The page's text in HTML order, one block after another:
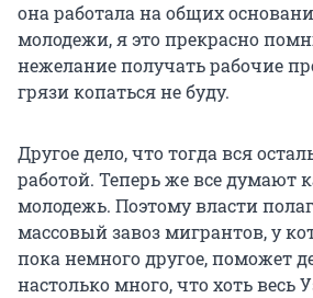
она работала на общих
молодежи, я это прекрасно
нежелание получать рабочие
грязи копаться не буду.
Другое дело, что тогда вся
работой. Теперь же все думают
молодежь. Поэтому власти
массовый завоз мигрантов, у
пока немного другое, поможет
настолько много, что хоть весь